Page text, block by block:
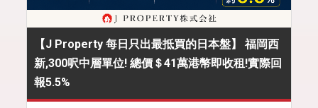
【J Property 每日只出最抵買的日本盤】 福岡西
新,300呎中層單位! 總價＄41萬港幣即收租!實際回
報5.5%